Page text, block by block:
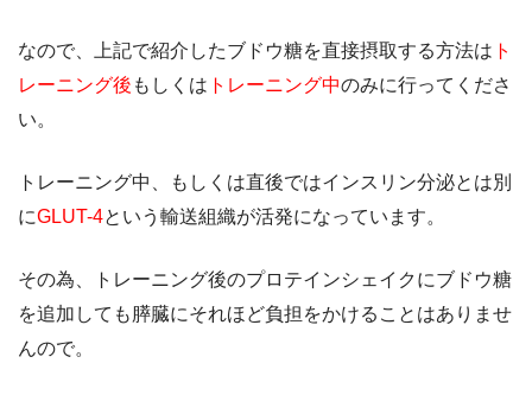
なので、上記で紹介したブドウ糖を直接摂取する方法は ト
レーニング後 もしくは トレーニング中のみに行ってくださ
い。
トレーニング中、もしくは直後ではインスリン分泌とは別
にGLUT-4という輸送組織が活発になっています。
その為、トレーニング後のプロテインシェイクにブドウ糖
を追加しても膵臓にそれほど負担をかけることはありませ
んので。